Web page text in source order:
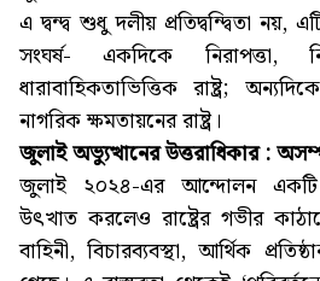
এ দ্বন্দ্ব শুধু দলীয় প্রতিদ্বন্দ্বিতা নয়,
সংঘর্ষ- একদিকে নিরাপত্তা,
ধারাবাহিকতাভিত্তিক রাষ্ট্র;
নাগরিক ক্ষমতায়নের রাষ্ট্র।
জুলাই অভ্যুত্থানের উত্তরাধিকার :
জুলাই ২০২৪-এর আন্দোলন
উৎখাত করলেও রাষ্ট্রের গভীর
বাহিনী, বিচারব্যবস্থা, আর্থিক